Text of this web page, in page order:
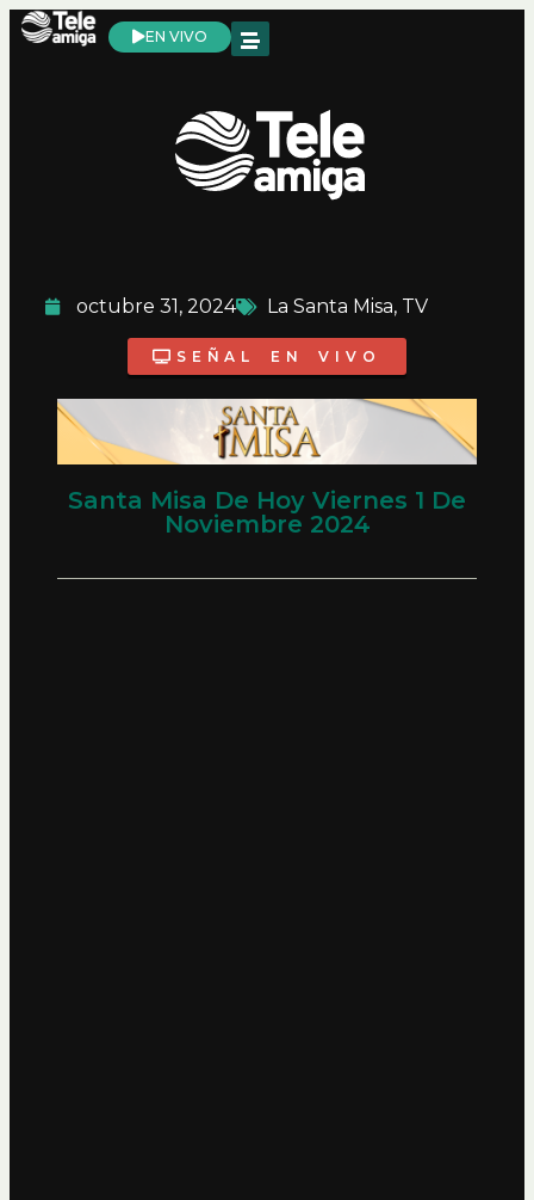
EN VIVO
octubre 31, 2024 La Santa Misa, TV
SEÑAL EN VIVO
Santa Misa De Hoy Viernes 1 De
Noviembre 2024